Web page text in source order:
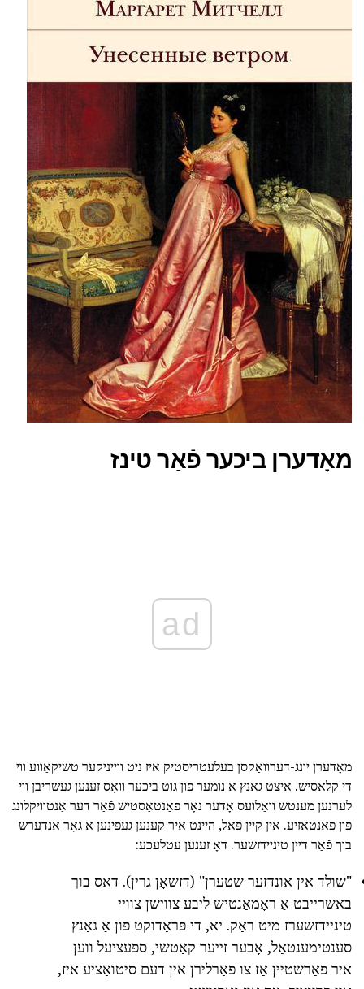
מאָדערן ביכער פֿאַר טינז
ad
מאָדערן יונג-דערוואַקסן בעלעטריסטיק איז ניט ווייניקער טשיקאַווע ווי
די קלאַסיש. איצט גאַנץ אַ נומער פון גוט ביכער וואָס זענען געשריבן ווי
לערנען מענטש וואַלועס אָדער נאָר פאַנטאַסטיש פֿאַר דער אַנטוויקלונג
פון פאַנטאַזיע. אין קיין פאַל, הייַנט איר קענען געפינען אַ גאָר אַנדערש
בוך פֿאַר דיין טיניידזשער. דאָ זענען עטלעכע:
"שולד אין אונדזער שטערן" (דזשאָן גרין). דאס בוך
באשרייבט אַ ראָמאַנטיש ליבע צווישן צוויי
טיניידזשערז מיט ראַק. יא, די פּראָדוקט פון אַ גאַנץ
סענטימענטאַל, אָבער זייער קאַטשי, ספּעציעל ווען
איר פאַרשטיין אַז צו פאַרלירן אין דעם סיטואַציע איז,